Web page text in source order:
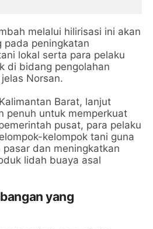
melalui hilirisasi ini akan
pada peningkatan
lokal serta para pelaku
di bidang pengolahan
Norsan.
Barat, lanjut
penuh untuk memperkuat
pusat, para pelaku
kelompok tani guna
dan meningkatkan
lidah buaya asal
yang